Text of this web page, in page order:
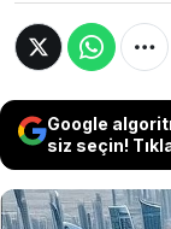
Google
siz seçin!